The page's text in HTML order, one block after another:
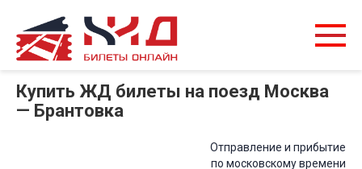
Купить ЖД билеты на поезд Москва
— Брантовка
Отправление и прибытие
по московскому времени